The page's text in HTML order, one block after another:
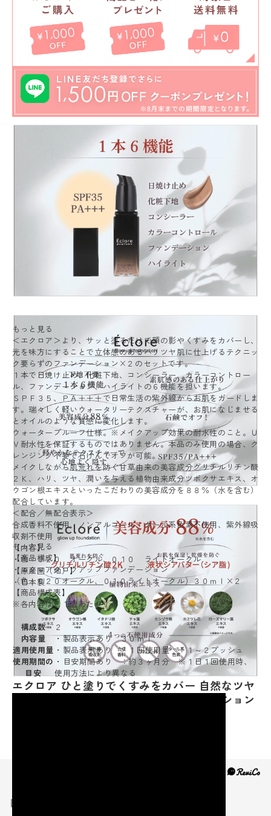
エクロア ひと塗りでくすみをカバー 自然なツヤ
と立体感を演出 グロウアップ ファンデーション
もっと見る
＜エクロア＞より、サッと塗るだけで顔の影やくすみをカバーし、
光を味方にすることで立体感のあるハリツヤ肌に仕上げるテクニッ
ク要らずのファンデーション×２のセットです。
１本で日焼け止め、化粧下地、コンシーラー、カラーコントロー
ル、ファンデーション、ハイライトの６機能を担います。
ＳＰＦ３５、ＰＡ＋＋＋で日常生活の紫外線からお肌をガードしま
す。瑞々しく軽いウォータリーテクスチャーが、お肌になじませる
とオイルのような質感に変化します。
ウォータープルーフ仕様。※メイクアップ効果の耐水性のこと。Ｕ
Ｖ耐水性を保証するものではありません。本品のみ使用の場合、ク
レンジング不要で石けんでオフが可能。
メイクしながら肌荒れを防ぐ甘草由来の美容成分グリチルリチン酸
２Ｋ、ハリ、ツヤ、潤いを与える植物由来成分ツボクサエキス、オ
ウゴン根エキスといったこだわりの美容成分を８８％（水を含む）
配合しています。
＜配合／無配合表示＞
合成香料不使用、ノンアルコール、タール系色素不使用、紫外線吸
収剤不使用
【内容】
・色：０２０ オークル、０１０ ライトオークル
【原産国（地）】
・日本製
もっと見る
【商品構成】
・エクロアグロウアップファンデーション
（色：０２０オークル、０１０ライトオークル）３０ｍｌ×２
【商品構成表】
※各内容は、１個あたり
構成数
２
内容量
・製品表示あり ３０ｍｌ
適用使用量 ・製品表示あり ・１回使用量 ：１～２プッシュ
使用期間の
目安
・目安期間あり ：約３ヶ月分 ※１日１回使用時、
使用方法により異なる